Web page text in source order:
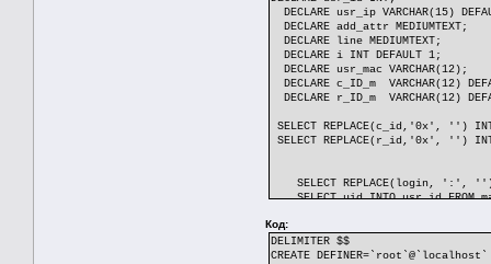
DECLARE usr_ip VARCHAR(15)
DECLARE add_attr MEDIUMTEXT;
DECLARE line MEDIUMTEXT;
DECLARE i INT DEFAULT 1;
DECLARE usr_mac VARCHAR(12);
DECLARE c_ID_m VARCHAR(12)
DECLARE r_ID_m VARCHAR(12)
SELECT REPLACE(c_id,'0x', '')
SELECT REPLACE(r_id,'0x', '')
SELECT REPLACE(login, ':', '')
SELECT uid INTO usr_id FROM
IF usr_id IS NOT NULL AND
Код:
DELIMITER $$
CREATE